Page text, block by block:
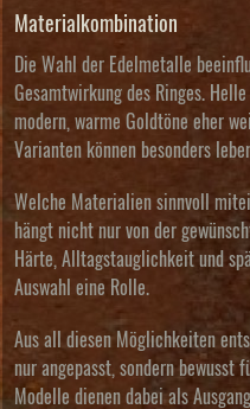
Materialkombination
Die Wahl der Edelmetalle
Gesamtwirkung des Ringes.
modern, warme Goldtöne eher
Varianten können besonders
Welche Materialien sinnvoll
hängt nicht nur von der
Härte, Alltagstauglichkeit und
Auswahl eine Rolle.
Aus all diesen Möglichkeiten
nur angepasst, sondern bewusst
Modelle dienen dabei als